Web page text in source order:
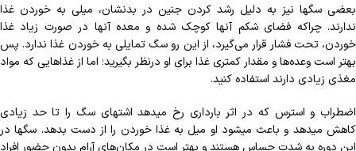
بعضی سگ‏ها نیز به دلیل رشد کردن جنین در بدنشان، میلی به خوردن غذا
ندارند. چراکه فضای شکم آن‎ها کوچک شده و معده آن‏ها در صورت زیاد غذا
خوردن، تحت فشار قرار می‏‌گیرد، از این رو سگ تمایلی به خوردن غذا ندارد. پس
بهتر است وعده‌‎ها و مقدار کمتری غذا برای او درنظر بگیرید؛ اما از غذاهایی که مواد
مغذی زیادی دارند استفاده کنید.
اضطراب و استرس که در اثر بارداری رخ می‎دهد اشتهای سگ را تا حد زیادی
کاهش می‏دهد و باعث می‎شود او میل به غذا خوردن را از دست بدهد. سگ‏ها در
این دوره به شدت حساس هستند و بهتر است در مکان‌‎های آرام بدون حضور افراد